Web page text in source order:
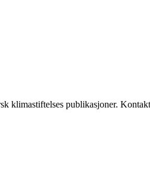
klimastiftelses publikasjoner.